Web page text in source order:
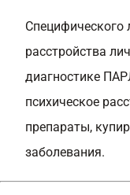
Специфического
расстройства
диагностике
психическое
препараты,
заболевания.